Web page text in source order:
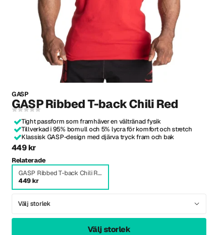
GASP
GASP Ribbed T-back Chili Red
Tight passform som framhäver en vältränad fysik
Tillverkad i 95% bomull och 5% lycra för komfort och stretch
Klassisk GASP-design med djärva tryck fram och bak
449 kr
Relaterade
GASP Ribbed T-back Chili Red
449 kr
Välj storlek
Välj storlek